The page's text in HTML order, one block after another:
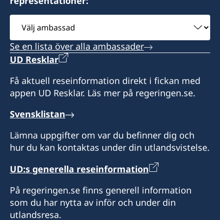
Välj
ambassad
Se en lista över alla ambassader
UD Resklar
Få aktuell reseinformation direkt i fickan med
appen UD Resklar. Läs mer på regeringen.se.
Svensklistan
Lämna uppgifter om var du befinner dig och
hur du kan kontaktas under din utlandsvistelse.
UD:s generella reseinformation
På regeringen.se finns generell information
som du har nytta av inför och under din
utlandsresa.